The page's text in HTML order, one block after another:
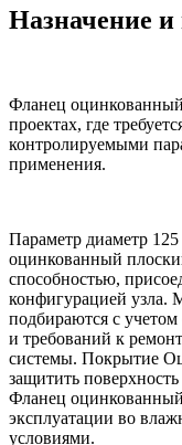
Назначение
Фланец
проектах, где
контролируемыми
применения.
Параметр диаметр
оцинкованный
способностью,
конфигурацией узла.
подбираются с
и требований к
системы. Покрытие
защитить
Фланец
эксплуатации во
условиями.